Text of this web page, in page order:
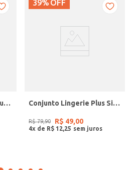
Conjunto Lingerie Fio Duplo Feminino BRANCO
39% OFF
Conjunto Lingerie Plus Size Feminino BRANCO
R$ 79,90 R$ 49,00
4x de R$ 12 25